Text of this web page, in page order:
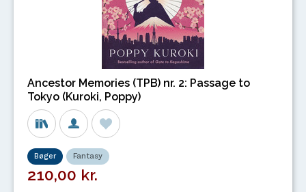
Ancestor Memories (TPB) nr. 2: Passage to
Tokyo (Kuroki, Poppy)
Bøger Fantasy
210,00 kr.